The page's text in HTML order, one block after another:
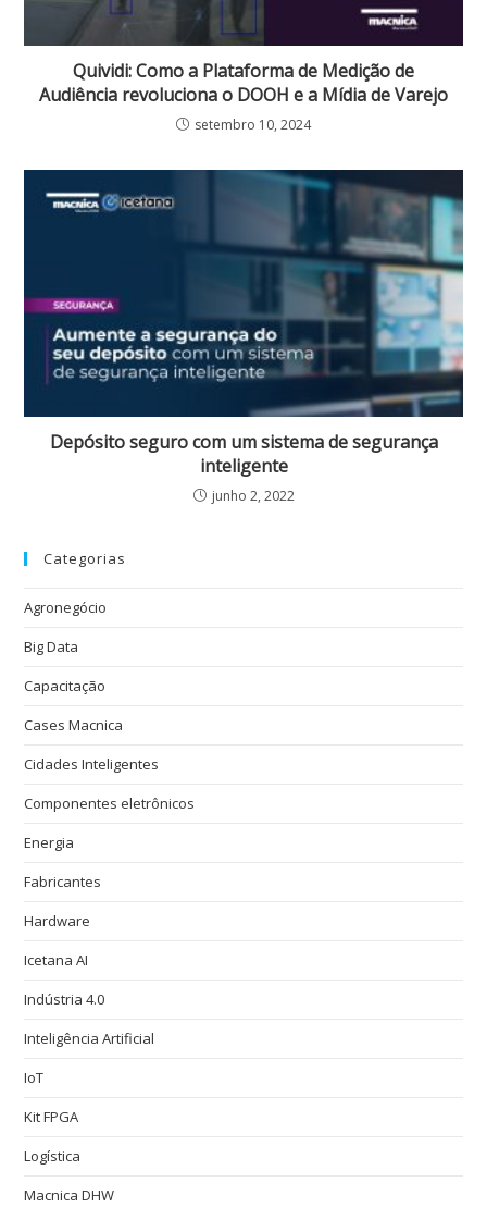
Quividi: Como a Plataforma de Medição de
Audiência revoluciona o DOOH e a Mídia de Varejo
setembro 10, 2024
Depósito seguro com um sistema de segurança
inteligente
junho 2, 2022
Categorias
Agronegócio
Big Data
Capacitação
Cases Macnica
Cidades Inteligentes
Componentes eletrônicos
Energia
Fabricantes
Hardware
Icetana AI
Indústria 4.0
Inteligência Artificial
IoT
Kit FPGA
Logística
Macnica DHW